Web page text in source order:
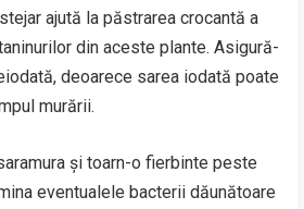
ajută la păstrarea crocantă a
din aceste plante. Asigură-
deoarece sarea iodată poate
murării.
și toarn-o fierbinte peste
eventualele bacterii dăunătoare